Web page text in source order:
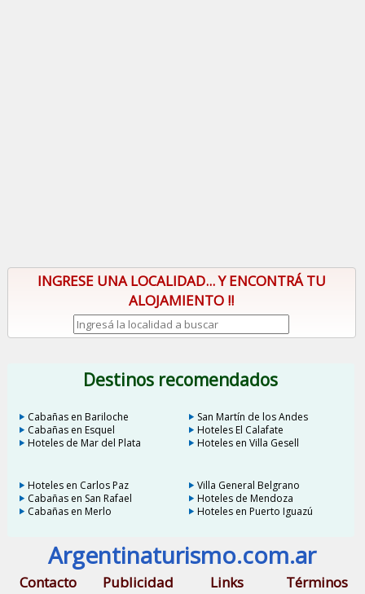
INGRESE UNA LOCALIDAD... Y ENCONTRÁ TU
ALOJAMIENTO !!
Destinos recomendados
Cabañas en Bariloche
San Martín de los Andes
Cabañas en Esquel
Hoteles El Calafate
Hoteles de Mar del Plata
Hoteles en Villa Gesell
Hoteles en Carlos Paz
Villa General Belgrano
Cabañas en San Rafael
Hoteles de Mendoza
Cabañas en Merlo
Hoteles en Puerto Iguazú
Argentinaturismo.com.ar
Contacto Publicidad Links Términos